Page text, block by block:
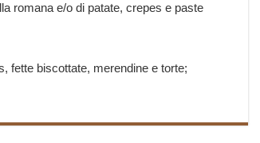
romana e/o di patate, crepes e paste
fette biscottate, merendine e torte;